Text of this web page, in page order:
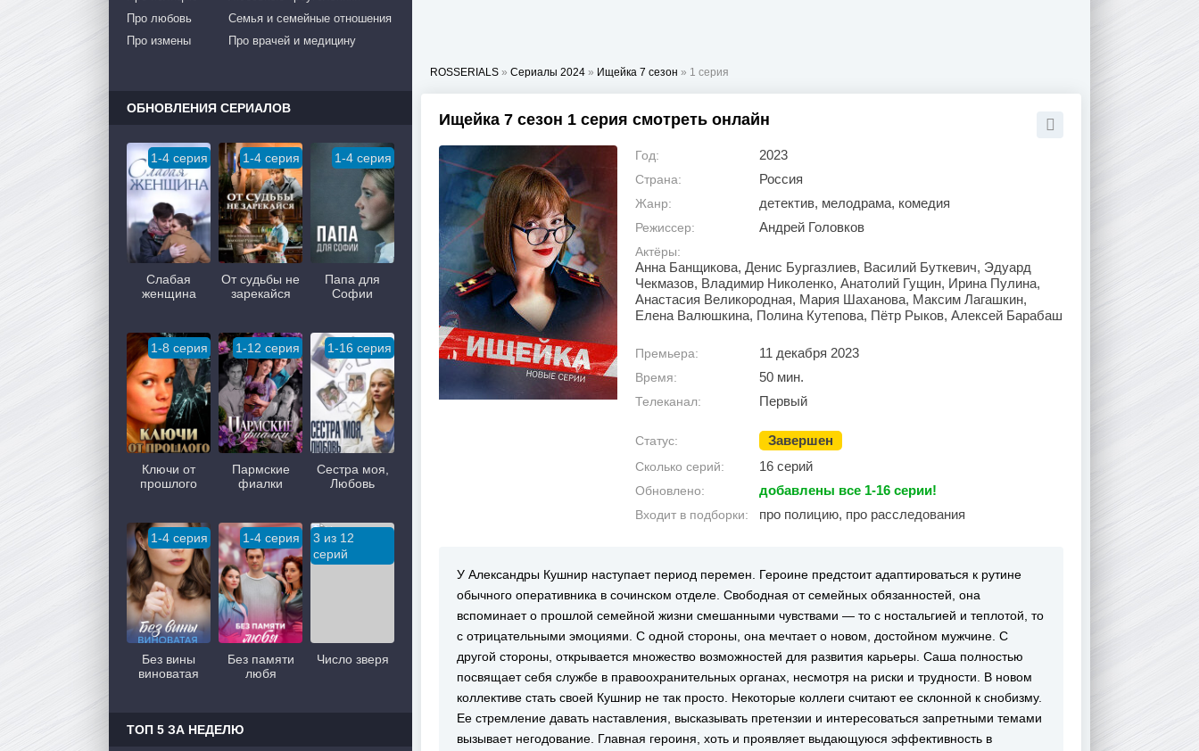
ROSSERIALS » Сериалы 2024 » Ищейка 7 сезон » 1 серия
Ищейка 7 сезон 1 серия смотреть онлайн
Год: 2023
Страна: Россия
Жанр: детектив, мелодрама, комедия
Режиссер: Андрей Головков
Актёры:
Анна Банщикова, Денис Бургазлиев, Василий Буткевич, Эдуард
Чекмазов, Владимир Николенко, Анатолий Гущин, Ирина Пулина,
Анастасия Великородная, Мария Шаханова, Максим Лагашкин,
Елена Валюшкина, Полина Кутепова, Пётр Рыков, Алексей Барабаш
Премьера: 11 декабря 2023
Время: 50 мин.
Телеканал: Первый
Статус: Завершен
Сколько серий: 16 серий
Обновлено: добавлены все 1-16 серии!
Входит в подборки: про полицию, про расследования
У Александры Кушнир наступает период перемен. Героине предстоит адаптироваться к рутине
обычного оперативника в сочинском отделе. Свободная от семейных обязанностей, она
вспоминает о прошлой семейной жизни смешанными чувствами — то с ностальгией и теплотой, то
с отрицательными эмоциями. С одной стороны, она мечтает о новом, достойном мужчине. С
другой стороны, открывается множество возможностей для развития карьеры. Саша полностью
посвящает себя службе в правоохранительных органах, несмотря на риски и трудности. В новом
коллективе стать своей Кушнир не так просто. Некоторые коллеги считают ее склонной к снобизму.
Ее стремление давать наставления, высказывать претензии и интересоваться запретными темами
вызывает негодование. Главная героиня, хоть и проявляет выдающуюся эффективность в
Про любовь
Про измены
Семья и семейные отношения
Про врачей и медицину
ОБНОВЛЕНИЯ СЕРИАЛОВ
1-4 серия
Слабая
женщина
1-4 серия
От судьбы не
зарекайся
1-4 серия
Папа для
Софии
1-8 серия
Ключи от
прошлого
1-12 серия
Пармские
фиалки
1-16 серия
Сестра моя,
Любовь
1-4 серия
Без вины
виноватая
1-4 серия
Без памяти
любя
3 из 12
серий
Число зверя
ТОП 5 ЗА НЕДЕЛЮ